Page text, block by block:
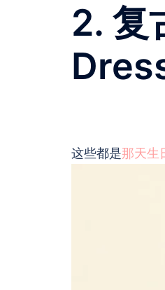
2. 复
这些都是那天生